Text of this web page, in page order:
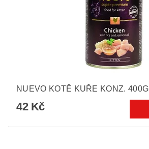
NUEVO KOTĚ KUŘE KONZ. 400G
42 Kč